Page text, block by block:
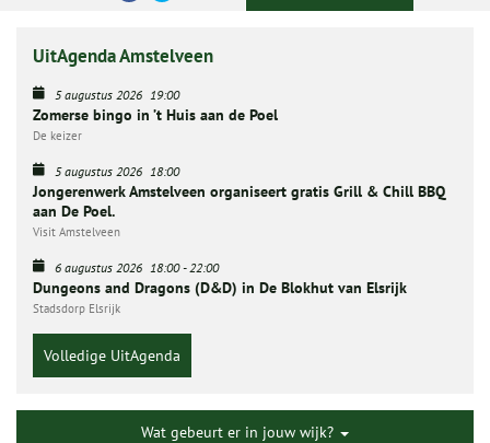
UitAgenda Amstelveen
5 augustus 2026 19:00
Zomerse bingo in ’t Huis aan de Poel
De keizer
5 augustus 2026 18:00
Jongerenwerk Amstelveen organiseert gratis Grill & Chill BBQ
aan De Poel.
Visit Amstelveen
6 augustus 2026 18:00-22:00
Dungeons and Dragons (D&D) in De Blokhut van Elsrijk
Stadsdorp Elsrijk
Volledige UitAgenda
Wat gebeurt er in jouw wijk?